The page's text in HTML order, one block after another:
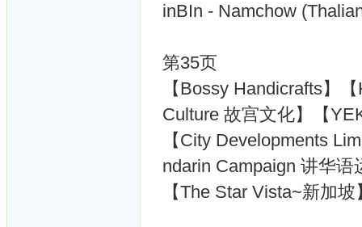
inBIn - Namchow
第35页
【Bossy Handicrafts】
Culture 故宫文化】【
【City Developments
ndarin Campaign 讲华语
【The Star Vista~新加